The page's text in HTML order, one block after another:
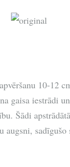
10-12
gaisa iestrādi
Šādi
augsni, sadīgušo